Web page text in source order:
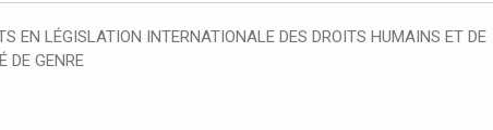
EN LÉGISLATION INTERNATIONALE DES DROITS HUMAINS ET DE
DE GENRE